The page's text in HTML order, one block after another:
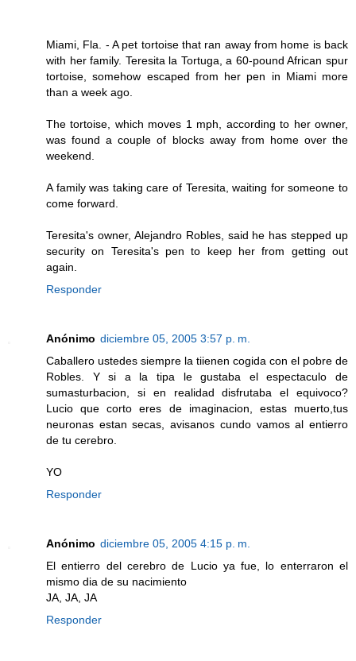
Miami, Fla. - A pet tortoise that ran away from home is back
with her family. Teresita la Tortuga, a 60-pound African spur
tortoise, somehow escaped from her pen in Miami more
than a week ago.
The tortoise, which moves 1 mph, according to her owner,
was found a couple of blocks away from home over the
weekend.
A family was taking care of Teresita, waiting for someone to
come forward.
Teresita's owner, Alejandro Robles, said he has stepped up
security on Teresita's pen to keep her from getting out
again.
Responder
Anónimo diciembre 05, 2005 3:57 p. m.
Caballero ustedes siempre la tiienen cogida con el pobre de
Robles. Y si a la tipa le gustaba el espectaculo de
sumasturbacion, si en realidad disfrutaba el equivoco?
Lucio que corto eres de imaginacion, estas muerto,tus
neuronas estan secas, avisanos cundo vamos al entierro
de tu cerebro.
YO
Responder
Anónimo diciembre 05, 2005 4:15 p. m.
El entierro del cerebro de Lucio ya fue, lo enterraron el
mismo dia de su nacimiento
JA, JA, JA
Responder